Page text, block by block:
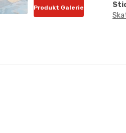
Produkt Galerie